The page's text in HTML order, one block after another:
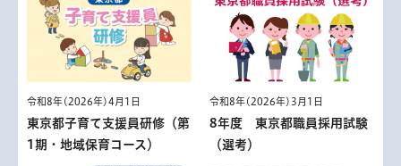
令和8年(2026年)4月1日
東京都子育て支援員研修（第
1期・地域保育コース）
令和8年(2026年)3月1日
8年度 東京都職員採用試験
（選考）